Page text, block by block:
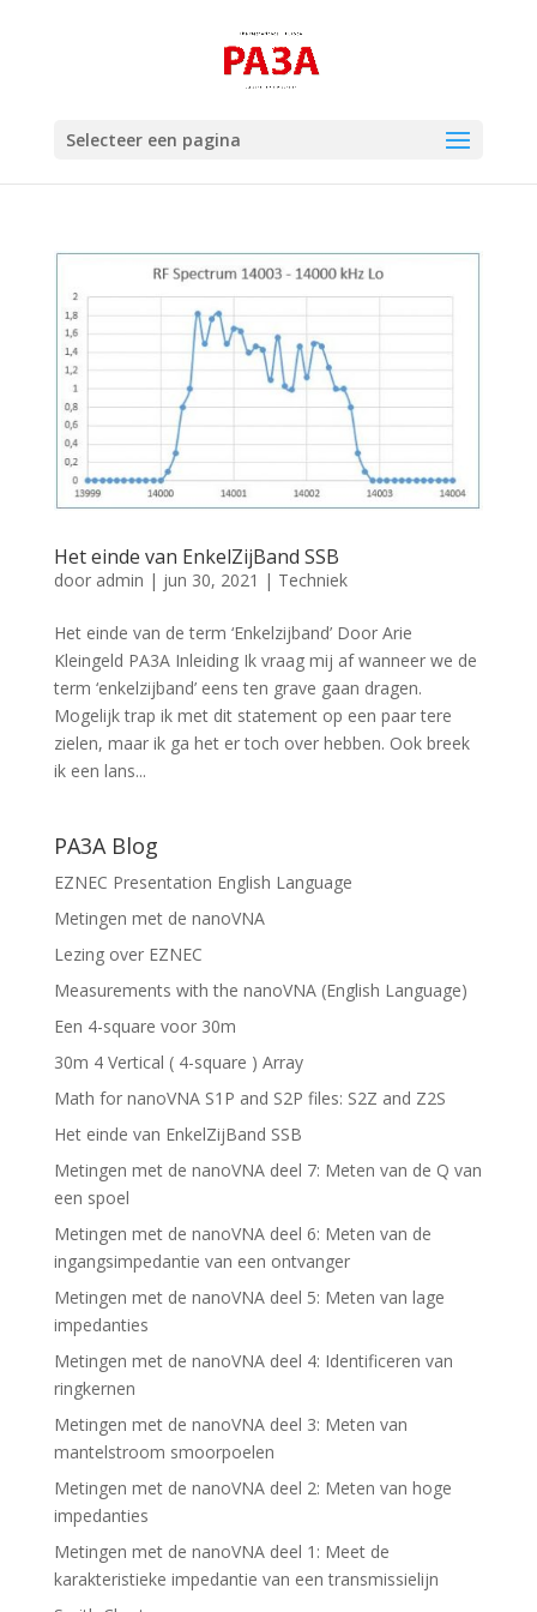
Selecteer een pagina
Het einde van EnkelZijBand SSB
door admin | jun 30, 2021 | Techniek
Het einde van de term ‘Enkelzijband’ Door Arie
Kleingeld PA3A Inleiding Ik vraag mij af wanneer we de
term ‘enkelzijband’ eens ten grave gaan dragen.
Mogelijk trap ik met dit statement op een paar tere
zielen, maar ik ga het er toch over hebben. Ook breek
ik een lans...
PA3A Blog
EZNEC Presentation English Language
Metingen met de nanoVNA
Lezing over EZNEC
Measurements with the nanoVNA (English Language)
Een 4-square voor 30m
30m 4 Vertical ( 4-square ) Array
Math for nanoVNA S1P and S2P files: S2Z and Z2S
Het einde van EnkelZijBand SSB
Metingen met de nanoVNA deel 7: Meten van de Q van
een spoel
Metingen met de nanoVNA deel 6: Meten van de
ingangsimpedantie van een ontvanger
Metingen met de nanoVNA deel 5: Meten van lage
impedanties
Metingen met de nanoVNA deel 4: Identificeren van
ringkernen
Metingen met de nanoVNA deel 3: Meten van
mantelstroom smoorpoelen
Metingen met de nanoVNA deel 2: Meten van hoge
impedanties
Metingen met de nanoVNA deel 1: Meet de
karakteristieke impedantie van een transmissielijn